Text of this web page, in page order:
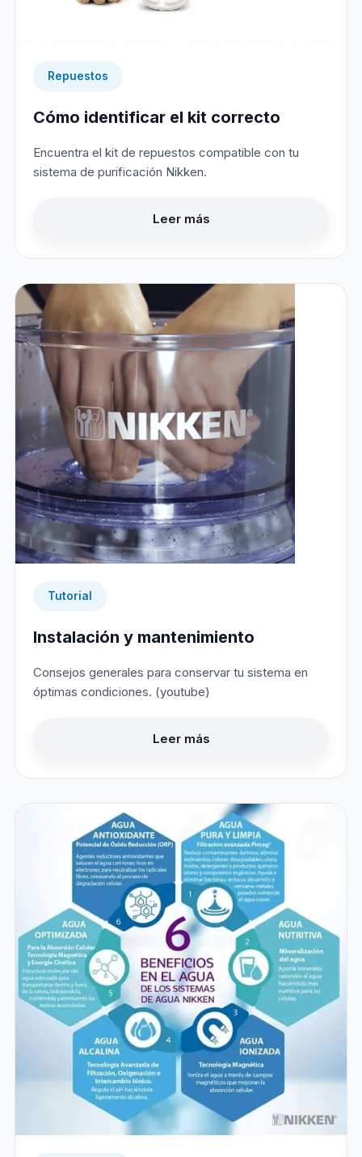
Repuestos
Cómo identificar el kit correcto
Encuentra el kit de repuestos compatible con tu
sistema de purificación Nikken.
Leer más
Tutorial
Instalación y mantenimiento
Consejos generales para conservar tu sistema en
óptimas condiciones. (youtube)
Leer más